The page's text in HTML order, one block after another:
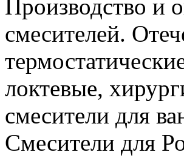
Производство и
смесителей.
локтевые,
смесители для
Смесители для